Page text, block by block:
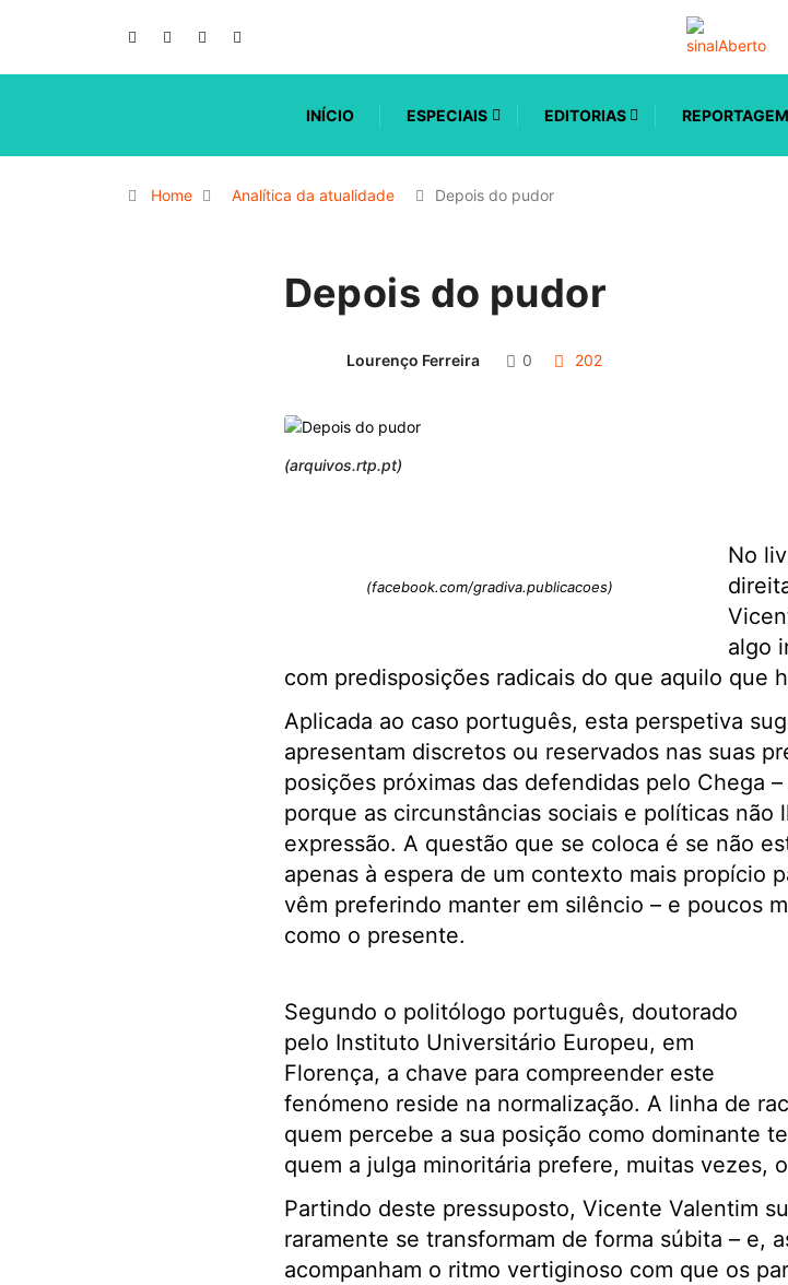
INÍCIO ESPECIAIS EDITORIAS REPORTAGEM
Home Analítica da atualidade Depois do pudor
Depois do pudor
Lourenço Ferreira 0 202
(arquivos.rtp.pt)
(facebook.com/gradiva.publicacoes)
No
algo
com predisposições radicais do que aquilo que
Aplicada ao caso português, esta perspetiva
apresentam discretos ou reservados nas suas
posições próximas das defendidas pelo Chega
porque as circunstâncias sociais e políticas não
expressão. A questão que se coloca é se não
apenas à espera de um contexto mais propício
vêm preferindo manter em silêncio – e poucos
como o presente.
Segundo o politólogo português, doutorado
pelo Instituto Universitário Europeu, em
Florença, a chave para compreender este
fenómeno reside na normalização. A linha de
quem percebe a sua posição como dominante
quem a julga minoritária prefere, muitas vezes,
Partindo deste pressuposto, Vicente Valentim
raramente se transformam de forma súbita – e,
acompanham o ritmo vertiginoso com que os